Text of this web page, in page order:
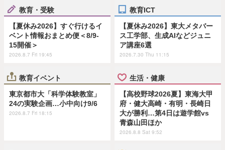
教育・受験
【夏休み2026】すぐ行けるイ
ベント情報おまとめ便＜8/9-
15開催＞
2026.8.7 Fri 19:45
教育ICT
【夏休み2026】東大メタバー
ス工学部、生成AIなどジュニ
ア講座6選
2026.7.30 Thu 11:15
教育イベント
東京都市大「科学体験教室」
24の実験企画…小中向け9/6
2026.8.7 Fri 18:15
生活・健康
【高校野球2026夏】東海大甲
府・健大高崎・有明・長崎日
大が勝利…第4日は遊学館vs
青森山田ほか
2026.8.8 Sat 9:52